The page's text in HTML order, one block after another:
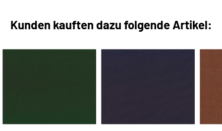
Kunden kauften dazu folgende Artikel: